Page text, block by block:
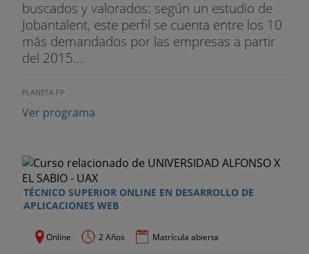
buscados y valorados: según un estudio de
Jobantalent, este perfil se cuenta entre los 10
más demandados por las empresas a partir
del 2015...
PLANETA FP
Ver programa
TÉCNICO SUPERIOR ONLINE EN DESARROLLO DE
APLICACIONES WEB
Online 2 Años Matrícula abierta